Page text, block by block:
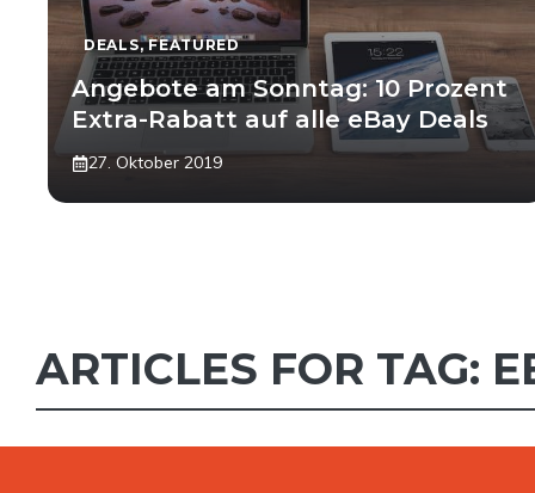
DEALS,FEATURED
Angebote am Sonntag: 10 Prozent
Extra-Rabatt auf alle eBay Deals
27. Oktober 2019
ARTICLES FOR TAG: